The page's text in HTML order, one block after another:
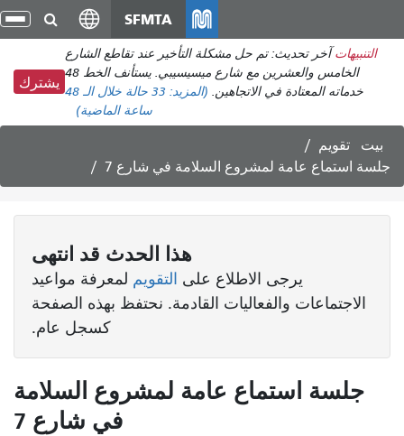
انتقل
إلى
المحتوى
الرئيسي
SFMTA
التنبيهات آخر تحديث: تم حل مشكلة التأخير عند تقاطع الشارع
الخامس والعشرين مع شارع ميسيسيبي. يستأنف الخط 48
خدماته المعتادة في الاتجاهين. (المزيد: 33 حالة
خلال الـ 48
ساعة الماضية)
يشترك
بيت
تقويم
جلسة استماع عامة لمشروع السلامة في شارع 7
هذا الحدث قد انتهى
يرجى الاطلاع على التقويم لمعرفة مواعيد
الاجتماعات والفعاليات القادمة. نحتفظ بهذه الصفحة
كسجل عام.
جلسة استماع عامة لمشروع السلامة
في شارع 7